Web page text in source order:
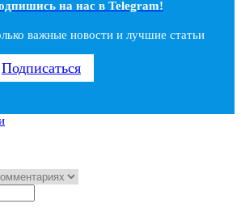
на наc в Telegram!
важные новости и лучшие статьи
Подписаться